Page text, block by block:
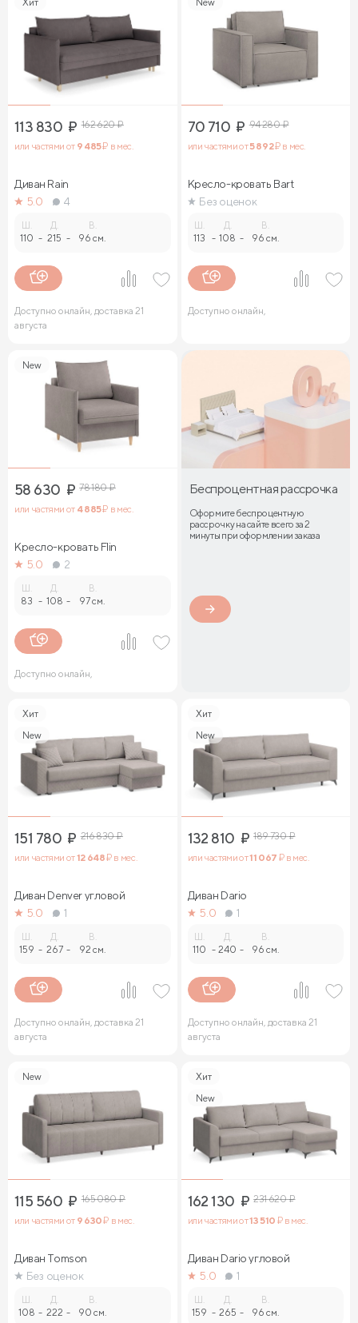
113 830 ₽ 162 620₽
или частями от 9 485₽ в мес.
Диван Rain
5.0
4
Ш.
110 -
Д.
215 -
В.
96 см.
Доступно онлайн, доставка 21
августа
70 710 ₽ 94 280₽
или частями от5 892₽ в мес.
Кресло-кровать Bart
Без оценок
Ш.
113 -
Д.
108 -
В.
96 см.
Доступно онлайн,
New
58 630 ₽ 78 180₽
или частями от 4 885₽ в мес.
Кресло-кровать Flin
5.0
2
83 -
Д.
108 -
В.
97 см.
Доступно онлайн,
Беспроцентная рассрочка
Оформите беспроцентную
рассрочку на сайте всего за 2
минуты при оформлении заказа
Хит
New
151 780 ₽ 216 830₽
или частями от12 648₽ в мес.
Диван Denver угловой
5.0
1
159 -
Д.
267 -
В.
92 см.
Доступно онлайн, доставка 21
августа
Хит
New
132 810 ₽ 189 730₽
или частями от11 067 ₽ в мес.
Диван Dario
5.0
1
110 -
Д.
240 -
В.
96 см.
Доступно онлайн, доставка 21
августа
New
115 560 ₽ 165 080₽
или частями от 9 630₽ в мес.
Диван Tomson
Без оценок
108 -
Д.
222 -
В.
90 см.
Хит
New
162 130 ₽ 231 620₽
или частями от13 510 ₽ в мес.
Диван Dario угловой
5.0
1
159 -
Д.
265 -
В.
96 см.